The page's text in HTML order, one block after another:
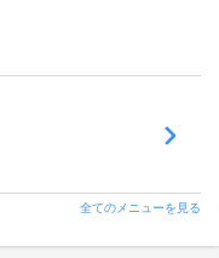
全てのメニューを見る